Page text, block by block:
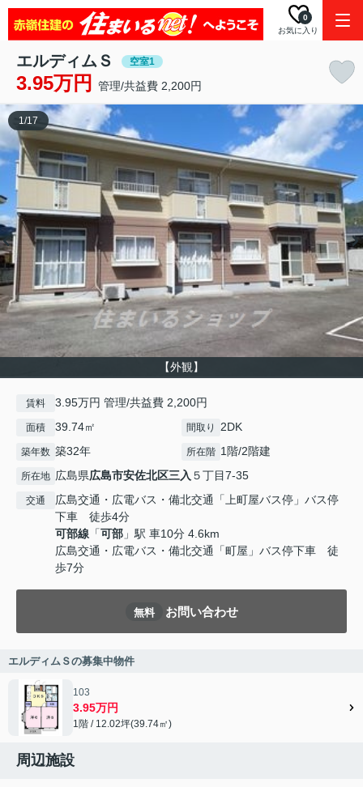
お気に入り
0
エルディムＳ 空室1
3.95万円 管理/共益費 2,200円
【外観】
1/17
賃料 3.95万円 管理/共益費 2,200円
面積 39.74㎡ 間取り 2DK
築年数 築32年 所在階 1階/2階建
所在地 広島県広島市安佐北区三入 ５丁目7-35
交通
広島交通・広電バス・備北交通「上町屋バス停」バス停
下車 徒歩4分
可部線 「可部 」駅 車10分 4.6km
広島交通・広電バス・備北交通「町屋」バス停下車 徒
歩7分
無料 お問い合わせ
エルディムＳの募集中物件
103
3.95万円
1階 / 12.02坪(39.74㎡)
周辺施設